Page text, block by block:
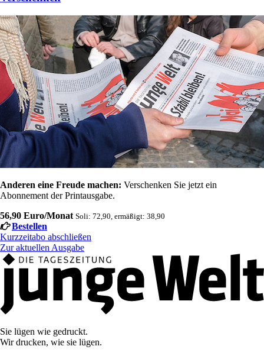
Anderen eine Freude machen: Verschenken Sie jetzt ein
Abonnement der Printausgabe.
56,90 Euro/Monat Soli: 72,90, ermäßigt: 38,90
Bestellen
Kurzzeitabo abschließen
Zur aktuellen Ausgabe
Sie lügen wie gedruckt.
Wir drucken, wie sie lügen.